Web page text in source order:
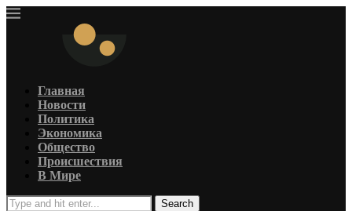
Главная
Новости
Политика
Экономика
Общество
Происшествия
В Мире
Search